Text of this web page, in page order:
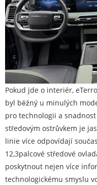
Pokud jde o interiér,
byl běžný u minulých
pro technologii a
středovým ostrůvkem je
linie více odpovídají
12,3palcové středové
poskytnout nejen více
technologickému smyslu